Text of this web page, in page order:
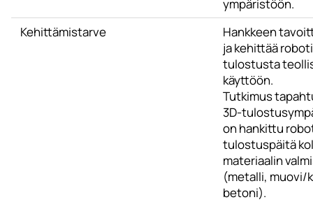
ympäristöön.
Kehittämistarve
Hankkeen
ja kehittää
tulostusta
käyttöön.
Tutkimus
3D-
on hankittu
tulostuspäitä
materiaalin
(metalli, muovi/
betoni).